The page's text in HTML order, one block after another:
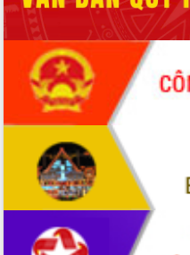
sầu riêng tại Đắk Lắk
Trình diễn nghệ thuật chế biến các
món ăn từ sầu riêng
Đắk Lắk công bố Quy hoạch và xúc
tiến đầu tư tỉnh
Ngành cá ngừ Đắk Lắk chủ động thích
ứng để giữ vững thị trường xuất khẩu
Diễn đàn Kinh tế tư nhân Việt Nam đột
phá cơ chế - Hợp tác công tư
Đề án 06 tạo bước ngoặt đột phá trong
cải cách hành chính tỉnh Đắk Lắk
Kết nối tour, đẩy mạnh chuyển đổi số
để phát triển du lịch Đắk Lắk